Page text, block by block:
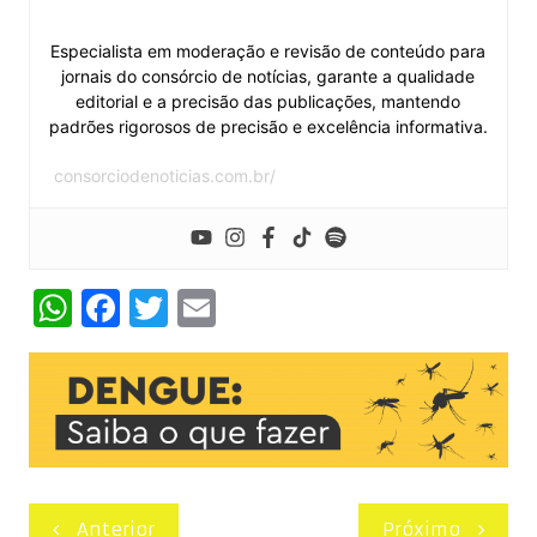
Especialista em moderação e revisão de conteúdo para
jornais do consórcio de notícias, garante a qualidade
editorial e a precisão das publicações, mantendo
padrões rigorosos de precisão e excelência informativa.
consorciodenoticias.com.br/
W
h
at
s
A
p
F
a
c
e
b
o
T
w
itt
er
E
m
ai
l
Navegação
Anterior Próximo